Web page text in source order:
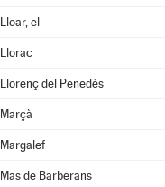
Lloar, el
Llorac
Llorenç del Penedès
Marçà
Margalef
Mas de Barberans